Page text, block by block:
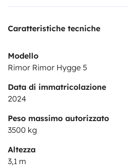
Caratteristiche tecniche
Modello
Rimor Rimor Hygge 5
Data di immatricolazione
2024
Peso massimo autorizzato
3500 kg
Altezza
3,1 m